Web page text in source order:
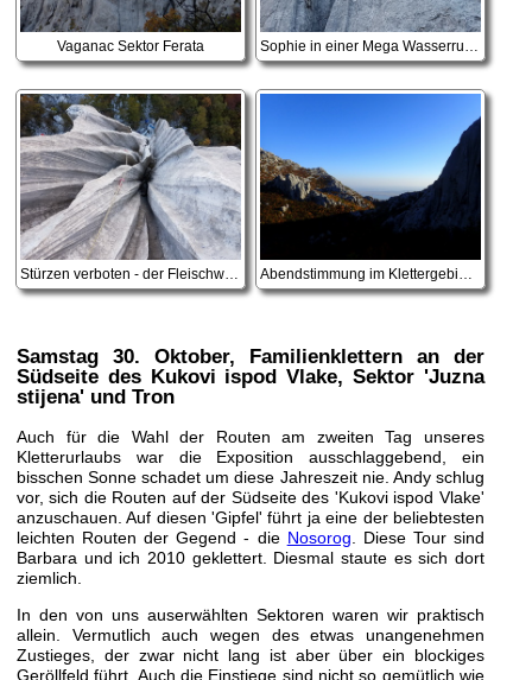
Vaganac Sektor Ferata Sophie in einer Mega Wasserrunsen 5c
Stürzen verboten - der Fleischwolf wartet! Abendstimmung im Klettergebiet Vaganac
Samstag 30. Oktober, Familienklettern an der
Südseite des Kukovi ispod Vlake, Sektor 'Juzna
stijena' und Tron
Auch für die Wahl der Routen am zweiten Tag unseres
Kletterurlaubs war die Exposition ausschlaggebend, ein
bisschen Sonne schadet um diese Jahreszeit nie. Andy schlug
vor, sich die Routen auf der Südseite des 'Kukovi ispod Vlake'
anzuschauen. Auf diesen 'Gipfel' führt ja eine der beliebtesten
leichten Routen der Gegend - die Nosorog . Diese Tour sind
Barbara und ich 2010 geklettert. Diesmal staute es sich dort
ziemlich.
In den von uns auserwählten Sektoren waren wir praktisch
allein. Vermutlich auch wegen des etwas unangenehmen
Zustieges, der zwar nicht lang ist aber über ein blockiges
Geröllfeld führt. Auch die Einstiege sind nicht so gemütlich wie